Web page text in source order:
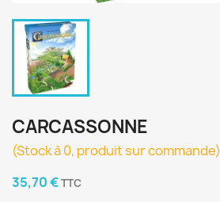
CARCASSONNE
(Stock à 0, produit sur commande)
35,70 €TTC